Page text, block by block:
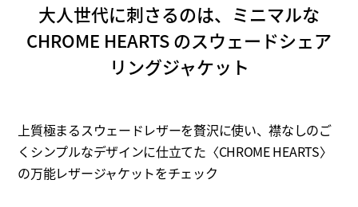
大人世代に刺さるのは、ミニマルな
CHROME HEARTS のスウェードシェア
リングジャケット
上質極まるスウェードレザーを贅沢に使い、襟なしのご
くシンプルなデザインに仕立てた〈CHROME HEARTS〉
の万能レザージャケットをチェック